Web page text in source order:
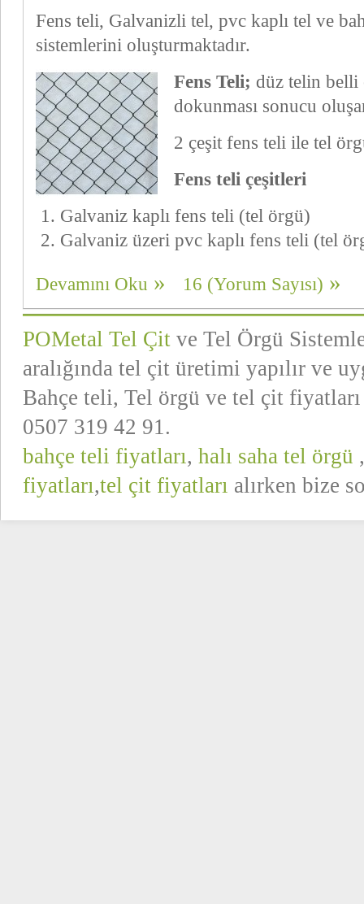
Fens teli, Galvanizli tel, pvc kaplı tel ve
sistemlerini oluşturmaktadır.
Fens Teli; düz telin belli
dokunması sonucu
2 çeşit fens teli ile tel
Fens teli çeşitleri
Galvaniz kaplı fens teli (tel örgü)
Galvaniz üzeri pvc kaplı fens teli (tel
Devamını Oku 16 (Yorum Sayısı)
POMetal Tel Çit ve Tel Örgü
aralığında tel çit üretimi yapılır ve
Bahçe teli, Tel örgü ve tel çit
0507 319 42 91.
bahçe teli fiyatları, halı saha tel örgü
fiyatları,tel çit fiyatları alırken bize